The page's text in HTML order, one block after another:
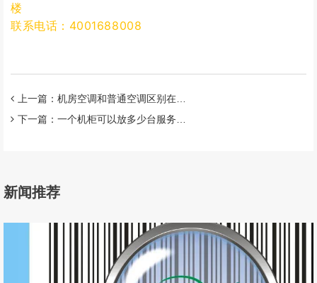
楼
联系电话：4001688008
上一篇：机房空调和普通空调区别在哪儿？
下一篇：⼀个机柜可以放多少台服务器，带你了解服务器与机柜尺⼨之间的关系
新闻推荐